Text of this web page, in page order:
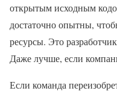
открытым исходным
достаточно опытны,
ресурсы. Это
Даже лучше, если
Если команда